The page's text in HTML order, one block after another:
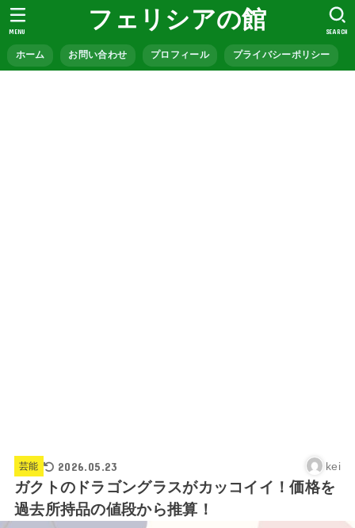
フェリシアの館
ホーム お問い合わせ プロフィール プライバシーポリシー
SEARCH
MENU
芸能 2026.05.23 kei
ガクトのドラゴングラスがカッコイイ！価格を
過去所持品の値段から推算！